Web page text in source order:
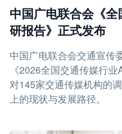
中国广电联合会《
研报告》正式发布
中国广电联合会交通宣传
《2026全国交通传媒行
对145家交通传媒机构的
上的现状与发展路径。